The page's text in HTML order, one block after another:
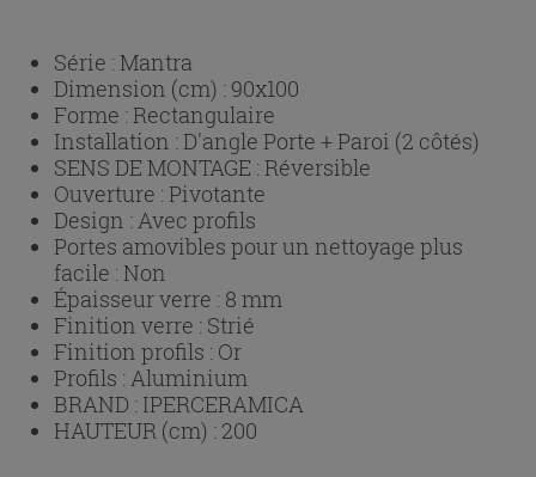
Série :Mantra
Dimension (cm) : 90x100
Forme :Rectangulaire
Installation :D'angle Porte + Paroi (2 côtés)
SENS DE MONTAGE :Réversible
Ouverture :Pivotante
Design :Avec profils
Portes amovibles pour un nettoyage plus
facile :Non
Épaisseur verre : 8 mm
Finition verre : Strié
Finition profils : Or
Profils :Aluminium
BRAND : IPERCERAMICA
HAUTEUR (cm) : 200